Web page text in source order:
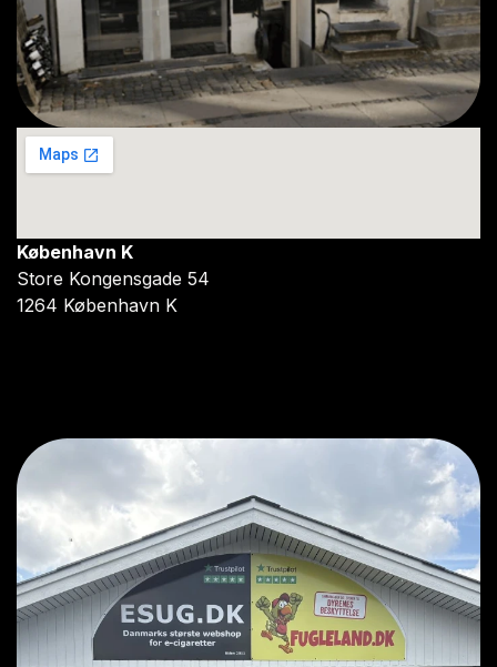
København K
Store Kongensgade 54
1264 København K